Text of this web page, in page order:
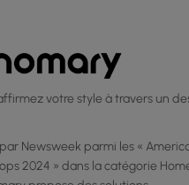
votre style à travers un
Newsweek parmi les «
2024 » dans la catégorie